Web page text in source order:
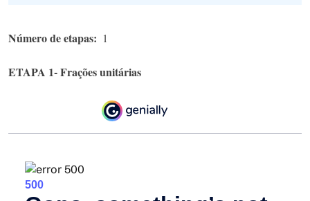
Número de etapas 1
ETAPA 1- Frações unitárias